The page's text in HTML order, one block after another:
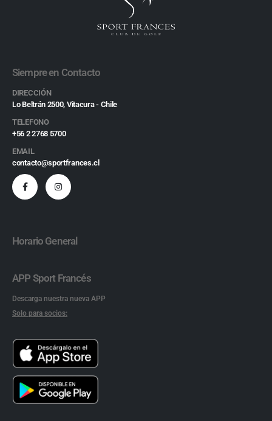
Siempre en Contacto
DIRECCIÓN
Lo Beltrán 2500, Vitacura - Chile
TELEFONO
+56 2 2768 5700
EMAIL
contacto@sportfrances.cl
Horario General
APP Sport Francés
Descarga nuestra nueva APP
Solo para socios: